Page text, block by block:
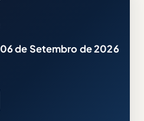
06 de Setembro de 2026